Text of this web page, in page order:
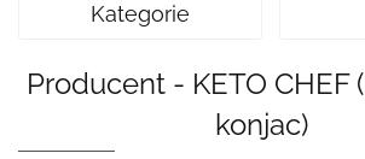
Kategorie
Producent - KETO CHEF
konjac)